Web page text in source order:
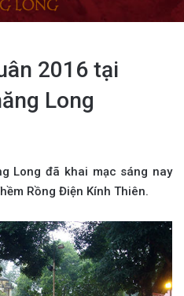
2016 tại
Long
Long đã khai mạc sáng nay
Rồng Điện Kính Thiên.